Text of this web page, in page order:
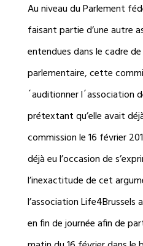
Au niveau du Parlement
faisant partie d’une autre
entendues dans le cadre
parlementaire, cette
´auditionner l´association
prétextant qu’elle avait
commission le 16 février
déjà eu l’occasion de
l’inexactitude de cet
l’association Life4Brussels
en fin de journée afin de